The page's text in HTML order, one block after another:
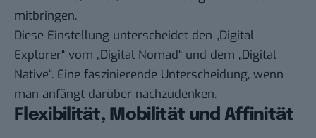
mitbringen.
Diese Einstellung unterscheidet den „Digital
Explorer“ vom „Digital Nomad“ und dem „Digital
Native“. Eine faszinierende Unterscheidung, wenn
man anfängt darüber nachzudenken.
Flexibilität, Mobilität und Affinität